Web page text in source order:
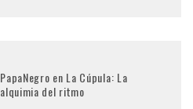
PapaNegro en La Cúpula: La
alquimia del ritmo